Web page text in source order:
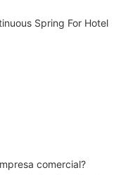
comercial?